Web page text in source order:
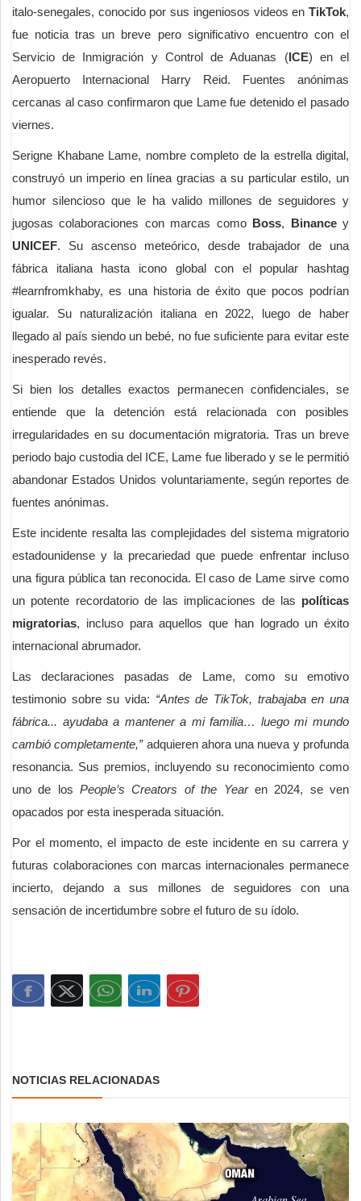
italo-senegales, conocido por sus ingeniosos videos en TikTok,
fue noticia tras un breve pero significativo encuentro con el
Servicio de Inmigración y Control de Aduanas (ICE) en el
Aeropuerto Internacional Harry Reid. Fuentes anónimas
cercanas al caso confirmaron que Lame fue detenido el pasado
viernes.
Serigne Khabane Lame, nombre completo de la estrella digital,
construyó un imperio en línea gracias a su particular estilo, un
humor silencioso que le ha valido millones de seguidores y
jugosas colaboraciones con marcas como Boss, Binancey
UNICEF. Su ascenso meteórico, desde trabajador de una
fábrica italiana hasta icono global con el popular hashtag
#learnfromkhaby, es una historia de éxito que pocos podrían
igualar. Su naturalización italiana en 2022, luego de haber
llegado al país siendo un bebé, no fue suficiente para evitar este
inesperado revés.
Si bien los detalles exactos permanecen confidenciales, se
entiende que la detención está relacionada con posibles
irregularidades en su documentación migratoria. Tras un breve
periodo bajo custodia del ICE, Lame fue liberado y se le permitió
abandonar Estados Unidos voluntariamente, según reportes de
fuentes anónimas.
Este incidente resalta las complejidades del sistema migratorio
estadounidense y la precariedad que puede enfrentar incluso
una figura pública tan reconocida. El caso de Lame sirve como
un potente recordatorio de las implicaciones de las políticas
migratorias, incluso para aquellos que han logrado un éxito
internacional abrumador.
Las declaraciones pasadas de Lame, como su emotivo
testimonio sobre su vida: “Antes de TikTok, trabajaba en una
fábrica... ayudaba a mantener a mi familia… luego mi mundo
cambió completamente,”adquieren ahora una nueva y profunda
resonancia. Sus premios, incluyendo su reconocimiento como
uno de losPeople’s Creators of the Yearen 2024, se ven
opacados por esta inesperada situación.
Por el momento, el impacto de este incidente en su carrera y
futuras colaboraciones con marcas internacionales permanece
incierto, dejando a sus millones de seguidores con una
sensación de incertidumbre sobre el futuro de su ídolo.
NOTICIAS RELACIONADAS